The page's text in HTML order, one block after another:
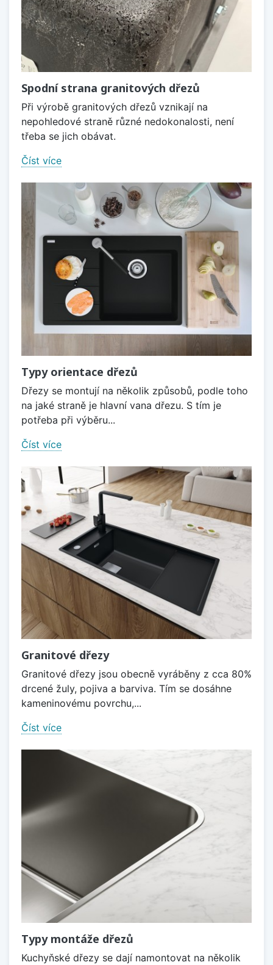
Spodní strana granitových dřezů
Při výrobě granitových dřezů vznikají na
nepohledové straně různé nedokonalosti, není
třeba se jich obávat.
Číst více
Typy orientace dřezů
Dřezy se montují na několik způsobů, podle toho
na jaké straně je hlavní vana dřezu. S tím je
potřeba při výběru...
Číst více
Granitové dřezy
Granitové dřezy jsou obecně vyráběny z cca 80%
drcené žuly, pojiva a barviva. Tím se dosáhne
kameninovému povrchu,...
Číst více
Typy montáže dřezů
Kuchyňské dřezy se dají namontovat na několik